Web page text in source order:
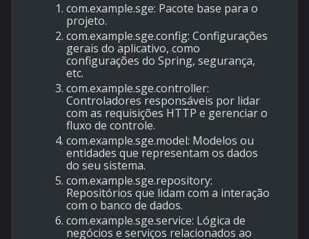
com.example.sge: Pacote base para o
projeto.
com.example.sge.config: Configurações
gerais do aplicativo, como
configurações do Spring, segurança,
etc.
com.example.sge.controller:
Controladores responsáveis por lidar
com as requisições HTTP e gerenciar o
fluxo de controle.
com.example.sge.model: Modelos ou
entidades que representam os dados
do seu sistema.
com.example.sge.repository:
Repositórios que lidam com a interação
com o banco de dados.
com.example.sge.service: Lógica de
negócios e serviços relacionados ao